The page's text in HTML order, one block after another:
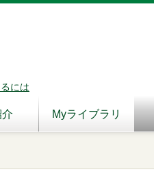
には
Myライブラリ